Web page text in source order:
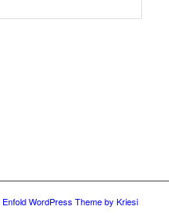
Enfold WordPress Theme by Kriesi